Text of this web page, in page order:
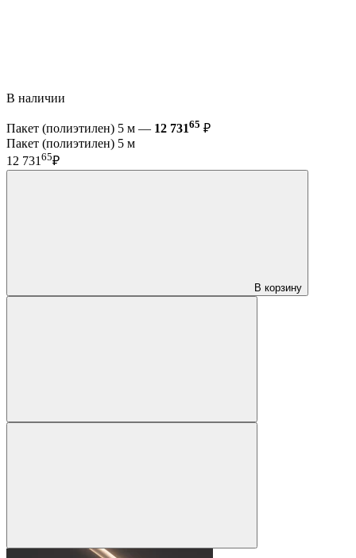
В наличии
Пакет (полиэтилен) 5 м — 12 73165 ₽
Пакет (полиэтилен) 5 м
12 73165₽
В корзину